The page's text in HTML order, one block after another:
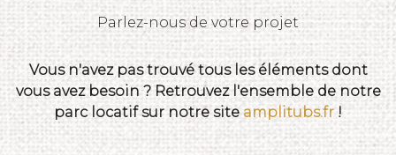
Parlez-nous de votre projet
Vous n'avez pas trouvé tous les éléments dont
vous avez besoin ? Retrouvez l'ensemble de notre
parc locatif sur notre site amplitubs.fr !